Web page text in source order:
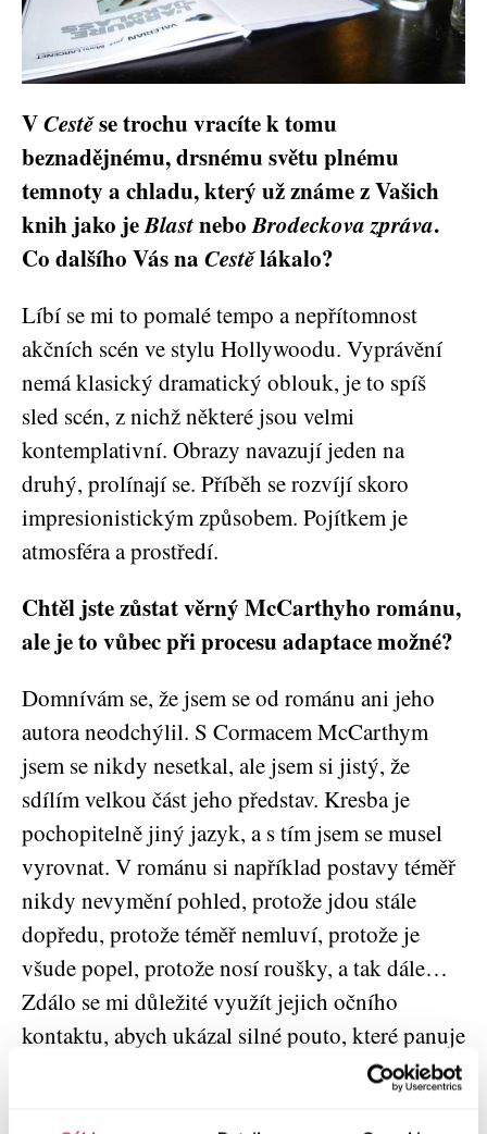
VCestěse trochu vracíte k tomu
beznadějnému, drsnému světu plnému
temnoty a chladu, který už známe z Vašich
knih jako jeBlastneboBrodeckova zpráva.
Co dalšího Vás na Cestělákalo?
Líbí se mi to pomalé tempo a nepřítomnost
akčních scén ve stylu Hollywoodu. Vyprávění
nemá klasický dramatický oblouk, je to spíš
sled scén, z nichž některé jsou velmi
kontemplativní. Obrazy navazují jeden na
druhý, prolínají se. Příběh se rozvíjí skoro
impresionistickým způsobem. Pojítkem je
atmosféra a prostředí.
Chtěl jste zůstat věrný McCarthyho románu,
ale je to vůbec při procesu adaptace možné?
Domnívám se, že jsem se od románu ani jeho
autora neodchýlil. S Cormacem McCarthym
jsem se nikdy nesetkal, ale jsem si jistý, že
sdílím velkou část jeho představ. Kresba je
pochopitelně jiný jazyk, a s tím jsem se musel
vyrovnat. V románu si například postavy téměř
nikdy nevymění pohled, protože jdou stále
dopředu, protože téměř nemluví, protože je
všude popel, protože nosí roušky, a tak dále…
Zdálo se mi důležité využít jejich očního
kontaktu, abych ukázal silné pouto, které panuje
mezi otcem a synem, tu emoci, která je za tím.
Stejně tak jsem našel způsob, jak do tohoto